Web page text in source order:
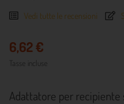
Vedi tutte le recensioni
6,62 €
Tasse incluse
Adattatore per recipiente